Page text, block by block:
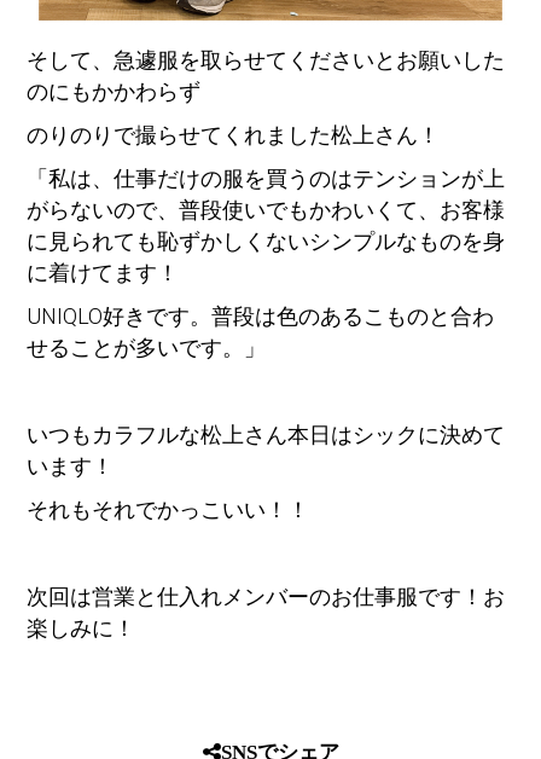
そして、急遽服を取らせてくださいとお願いした
のにもかかわらず
のりのりで撮らせてくれました松上さん！
「私は、仕事だけの服を買うのはテンションが上
がらないので、普段使いでもかわいくて、お客様
に見られても恥ずかしくないシンプルなものを身
に着けてます！
UNIQLO好きです。普段は色のあるこものと合わ
せることが多いです。」
いつもカラフルな松上さん本日はシックに決めて
います！
それもそれでかっこいい！！
次回は営業と仕入れメンバーのお仕事服です！お
楽しみに！
SNSでシェア